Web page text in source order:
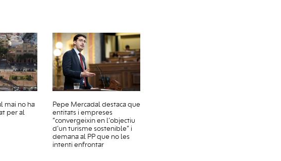
mai no ha
per al
Pepe Mercadal destaca que
entitats i empreses
“convergeixin en l’objectiu
d’un turisme sostenible” i
demana al PP que no les
intenti enfrontar